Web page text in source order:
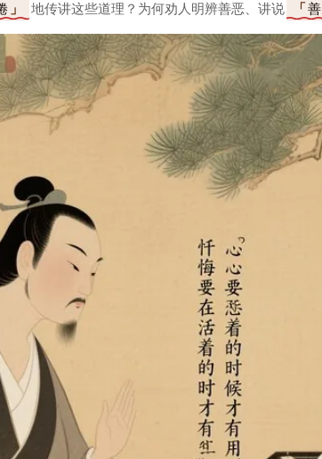
地传讲这些道理？为何劝人明辨善恶、讲说